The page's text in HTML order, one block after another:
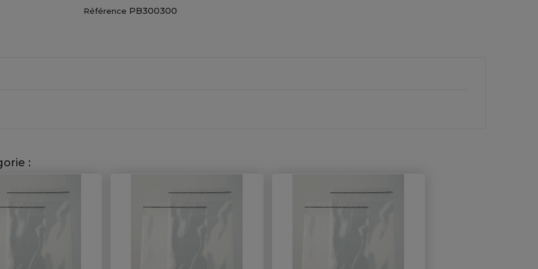
Référence PB300300
: